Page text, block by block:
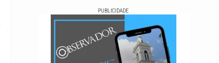
PUBLICIDADE